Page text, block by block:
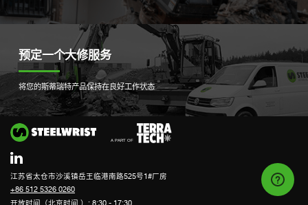
预定一个大修服务
将您的斯蒂瑞特产品保持在良好工作状态
江苏省太仓市沙溪镇岳王临港南路525号1#厂房
+86 512 5326 0260
开放时间（北京时间 ）: 8:30 - 17:30